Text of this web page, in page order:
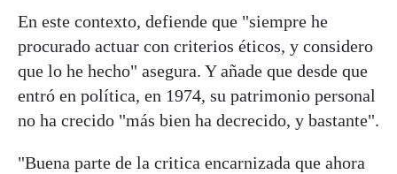
En este contexto, defiende que "siempre he
procurado actuar con criterios éticos, y considero
que lo he hecho" asegura. Y añade que desde que
entró en política, en 1974, su patrimonio personal
no ha crecido "más bien ha decrecido, y bastante".
"Buena parte de la critica encarnizada que ahora